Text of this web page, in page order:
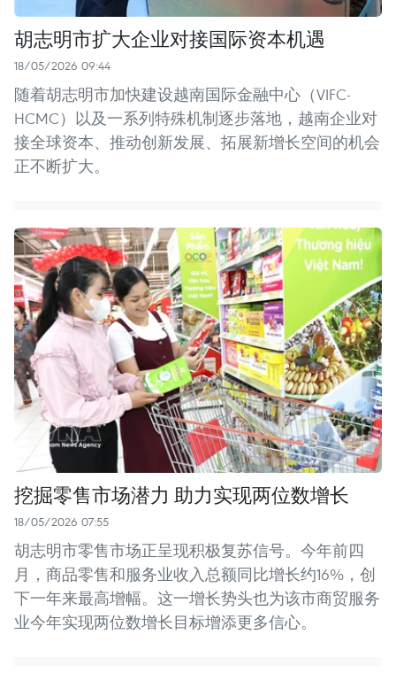
胡志明市扩大企业对接国际资本机遇
18/05/2026 09:44
随着胡志明市加快建设越南国际金融中心（VIFC-
HCMC）以及一系列特殊机制逐步落地，越南企业对
接全球资本、推动创新发展、拓展新增长空间的机会
正不断扩大。
挖掘零售市场潜力 助力实现两位数增长
18/05/2026 07:55
胡志明市零售市场正呈现积极复苏信号。今年前四
月，商品零售和服务业收入总额同比增长约16%，创
下一年来最高增幅。这一增长势头也为该市商贸服务
业今年实现两位数增长目标增添更多信心。